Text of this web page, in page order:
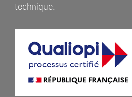
technique.